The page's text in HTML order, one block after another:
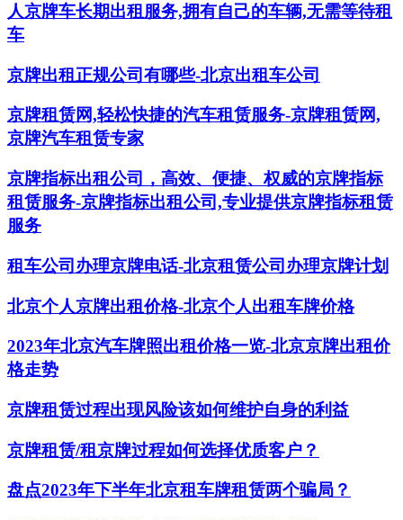
人京牌车长期出租服务,拥有自己的车辆,无需等待租
车
京牌出租正规公司有哪些-北京出租车公司
京牌租赁网,轻松快捷的汽车租赁服务-京牌租赁网,
京牌汽车租赁专家
京牌指标出租公司，高效、便捷、权威的京牌指标
租赁服务-京牌指标出租公司,专业提供京牌指标租赁
服务
租车公司办理京牌电话-北京租赁公司办理京牌计划
北京个人京牌出租价格-北京个人出租车牌价格
2023年北京汽车牌照出租价格一览-北京京牌出租价
格走势
京牌租赁过程出现风险该如何维护自身的利益
京牌租赁/租京牌过程如何选择优质客户？
盘点2023年下半年北京租车牌租赁两个骗局？